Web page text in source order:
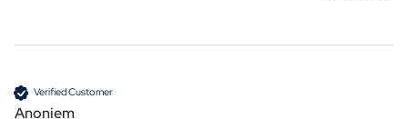
Verified Customer
Anoniem